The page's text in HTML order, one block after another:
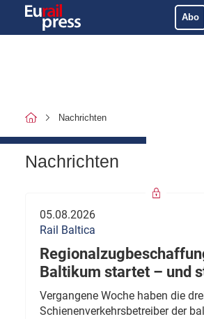
Abo
Nachrichten
Nachrichten
05.08.2026
Rail Baltica
Baltikum startet – und
Vergangene Woche haben die
Schienenverkehrsbetreiber der